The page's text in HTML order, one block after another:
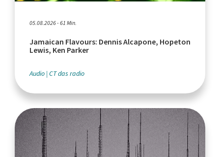
05.08.2026 - 61 Min.
Jamaican Flavours: Dennis Alcapone, Hopeton
Lewis, Ken Parker
Audio CT das radio